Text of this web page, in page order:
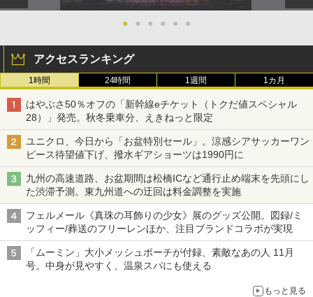
● ● ● ● ● ●
アクセスランキング
1時間 24時間 1週間 1カ月
はやぶさ50％オフの「新幹線eチケット（トクだ値スペシャル
28）」発売。秋冬乗車分、えきねっと限定
ユニクロ、今日から「お盆特別セール」。涼感シアサッカーワン
ピース待望値下げ、撥水ギアショーツは1990円に
九州の高速道路、お盆期間は松橋ICなど通行止め端末を先頭にし
た渋滞予測。東九州道への迂回は料金調整を実施
フェルメール《真珠の耳飾りの少女》展のグッズ公開。図録/ミ
ッフィー/葬送のフリーレンほか、注目ブランドコラボが実現
「ムーミン」大小メッシュポーチが付録、素敵なあの人 11月
号。中身が見やすく、温泉スパにも使える
もっと見る